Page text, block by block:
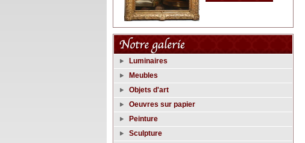
Luminaires
Meubles
Objets d'art
Oeuvres sur papier
Peinture
Sculpture